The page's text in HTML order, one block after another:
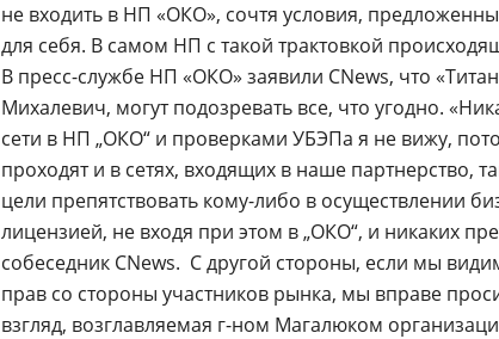
не входить в НП «ОКО», сочтя условия,
для себя. В самом НП с такой трактовкой
В пресс-службе НП «ОКО» заявили CNews, что
Михалевич, могут подозревать все, что угодно.
сети в НП „ОКО“ и проверками УБЭПа я не вижу,
проходят и в сетях, входящих в наше партнерство,
цели препятствовать кому-либо в осуществлении
лицензией, не входя при этом в „ОКО“, и никаких
собеседник CNews.  С другой стороны, если мы
прав со стороны участников рынка, мы вправе
взгляд, возглавляемая г-ном Магалюком